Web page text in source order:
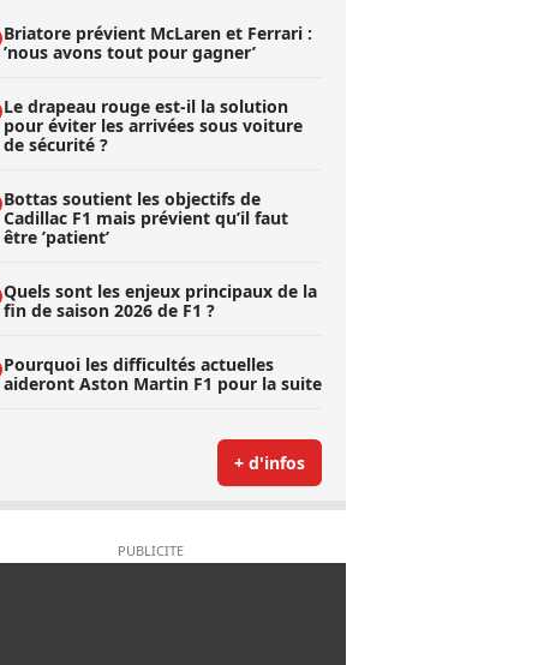
Briatore prévient McLaren et Ferrari :
’nous avons tout pour gagner’
Le drapeau rouge est-il la solution
pour éviter les arrivées sous voiture
de sécurité ?
Bottas soutient les objectifs de
Cadillac F1 mais prévient qu’il faut
être ’patient’
Quels sont les enjeux principaux de la
fin de saison 2026 de F1 ?
Pourquoi les difficultés actuelles
aideront Aston Martin F1 pour la suite
+ d'infos